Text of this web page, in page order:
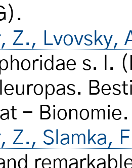
Z.,
s. l.
-
Z., Slamka,